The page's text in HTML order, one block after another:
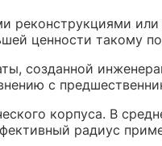
реконструкциями
ценности такому
созданной
с
корпуса. В
радиус